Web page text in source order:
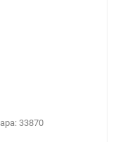
33870